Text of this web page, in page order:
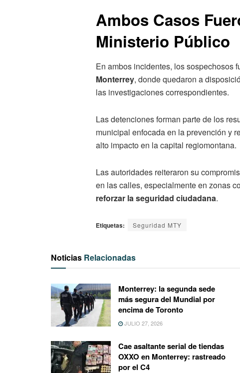
Ambos Casos
Ministerio Público
En ambos incidentes, los sospechosos
Monterrey, donde quedaron a
las investigaciones correspondientes.
Las detenciones forman parte de los
municipal enfocada en la prevención y
alto impacto en la capital regiomontana.
Las autoridades reiteraron su
en las calles, especialmente en zonas
reforzar la seguridad ciudadana.
Etiquetas: Seguridad MTY
Noticias Relacionadas
Monterrey: la segunda sede
más segura del Mundial por
encima de Toronto
JULIO 27, 2026
Cae asaltante serial de tiendas
OXXO en Monterrey: rastreado
por el C4